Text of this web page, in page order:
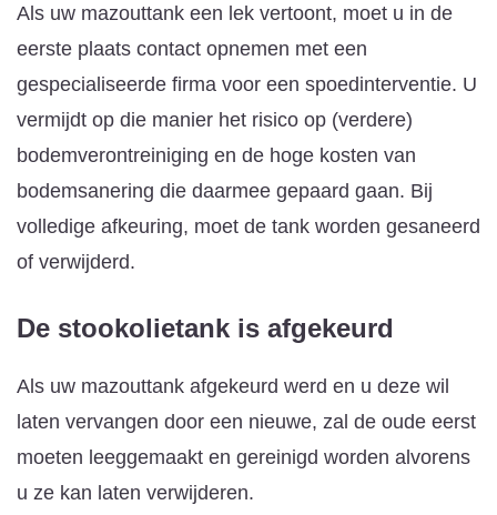
Als uw mazouttank een lek vertoont, moet u in de
eerste plaats contact opnemen met een
gespecialiseerde firma voor een spoedinterventie. U
vermijdt op die manier het risico op (verdere)
bodemverontreiniging en de hoge kosten van
bodemsanering die daarmee gepaard gaan. Bij
volledige afkeuring, moet de tank worden gesaneerd
of verwijderd.
De stookolietank is afgekeurd
Als uw mazouttank afgekeurd werd en u deze wil
laten vervangen door een nieuwe, zal de oude eerst
moeten leeggemaakt en gereinigd worden alvorens
u ze kan laten verwijderen.